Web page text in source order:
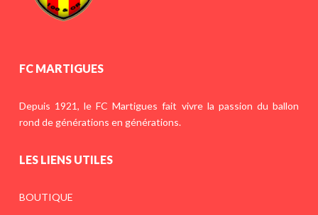
FC MARTIGUES
Depuis 1921, le FC Martigues fait vivre la passion du ballon
rond de générations en générations.
LES LIENS UTILES
BOUTIQUE